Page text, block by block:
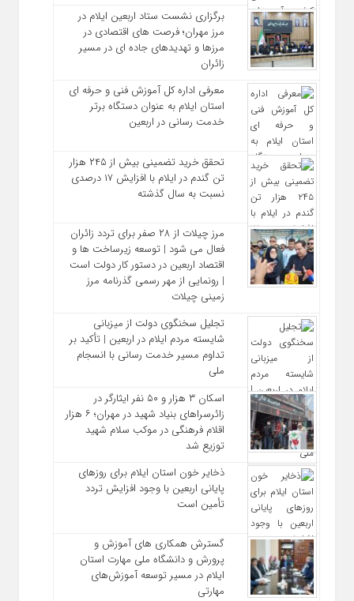
برگزاری نشست ستاد اربعین ایلام در
مرز مهران؛ فرصت‌ های اقتصادی در
مرزها و تهدیدهای جاده‌ ای در مسیر
زائران
معرفی اداره کل آموزش فنی و حرفه‌ ای
استان ایلام به‌ عنوان دستگاه برتر
خدمت‌ رسانی در اربعین
تحقق خرید تضمینی بیش از ۲۴۵ هزار
تن گندم در ایلام با افزایش ۱۷ درصدی
نسبت به سال گذشته
مرز چیلات از ۲۸ صفر برای تردد زائران
فعال می‌ شود | توسعه زیرساخت‌ ها و
اقتصاد اربعین در دستور کار دولت است
| رونمایی از مهر رسمی گذرنامه مرز
زمینی چیلات
تجلیل سخنگوی دولت از میزبانی
شایسته مردم ایلام در اربعین | تأکید بر
تداوم مسیر خدمت‌ رسانی با انسجام
ملی
اسکان ۳ هزار و ۵۰ نفر ایثارگر در
زائرسراهای بنیاد شهید در مهران؛ ۶ هزار
اقلام فرهنگی در موکب سلام شهید
توزیع شد
ذخایر خون استان ایلام برای روزهای
پایانی اربعین با وجود افزایش تردد
تأمین است
گسترش همکاری‌ های آموزش و
پرورش و دانشگاه ملی مهارت استان
ایلام در مسیر توسعه آموزش‌های
مهارتی